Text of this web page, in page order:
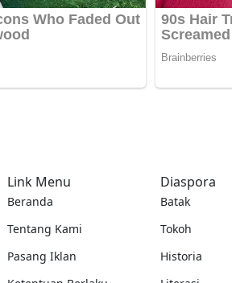
Link Menu
Beranda
Tentang Kami
Pasang Iklan
Diaspora
Batak
Tokoh
Historia